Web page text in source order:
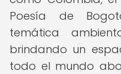
Poesía de
temática
brindando un
todo el mundo